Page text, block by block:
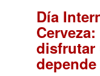
Día
disfrutar